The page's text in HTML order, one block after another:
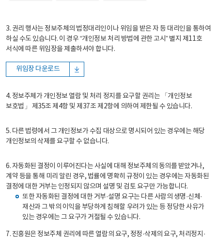
3. 권리 행사는 정보주체의 법정대리인이나 위임을 받은 자 등 대리인을 통하여
하실 수도 있습니다. 이 경우 “개인정보 처리 방법에 관한 고시” 별지 제11호
서식에 따른 위임장을 제출하셔야 합니다.
위임장 다운로드
4. 정보주체가 개인정보 열람 및 처리 정지를 요구할 권리는 「개인정보
보호법」 제35조 제4항 및 제37조 제2항에 의하여 제한될 수 있습니다.
5. 다른 법령에서 그 개인정보가 수집 대상으로 명시되어 있는 경우에는 해당
개인정보의 삭제를 요구할 수 없습니다.
6. 자동화된 결정이 이루어진다는 사실에 대해 정보주체의 동의를 받았거나,
계약 등을 통해 미리 알린 경우, 법률에 명확히 규정이 있는 경우에는 자동화된
결정에 대한 거부는 인정되지 않으며 설명 및 검토 요구만 가능합니다.
또한 자동화된 결정에 대한 거부·설명 요구는 다른 사람의 생명·신체·
재산과 그 밖의 이익을 부당하게 침해할 우려가 있는 등 정당한 사유가
있는 경우에는 그 요구가 거절될 수 있습니다.
7. 진흥원은 정보주체 권리에 따른 열람의 요구, 정정·삭제의 요구, 처리정지·